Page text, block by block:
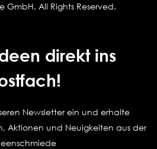
GmbH. All Rights Reserved.
direkt ins
Newsletter ein und erhalte
Aktionen und Neuigkeiten aus der